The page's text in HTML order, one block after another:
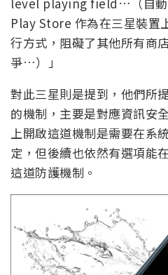
Play Store 作為在三星裝置
行方式，阻礙了其他所有商
爭…）」
對此三星則是提到，他們所
的機制，主要是對應資訊安
上開啟這道機制是需要在系
定，但後續也依然有選項能
這道防護機制。